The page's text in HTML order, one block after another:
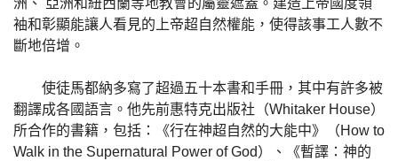
洲、 亞洲和紐西蘭等地教會的屬靈遮蓋。建造上帝國度領
袖和彰顯能讓人看見的上帝超自然權能，使得該事工人數不
斷地倍增。
使徒馬都納多寫了超過五十本書和手冊，其中有許多被
翻譯成各國語言。他先前惠特克出版社（Whitaker House）
所合作的書籍，包括：《行在神超自然的大能中》（How to
Walk in the Supernatural Power of God）、《暫譯：神的